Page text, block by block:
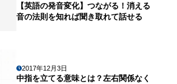
【英語の発音変化】つながる！消える
音の法則を知れば聞き取れて話せる
2017年12月3日
中指を立てる意味とは？左右関係なく